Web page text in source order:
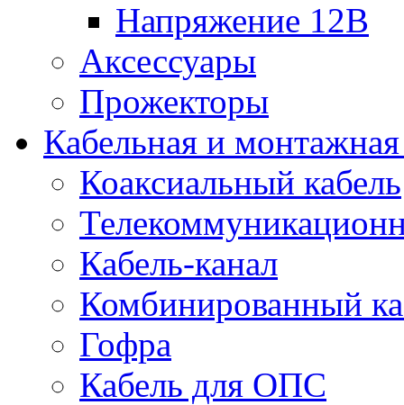
Напряжение 12В
Аксессуары
Прожекторы
Кабельная и
Коаксиальный кабель
Кабель-канал
Комбинированный
Гофра
Кабель для ОПС